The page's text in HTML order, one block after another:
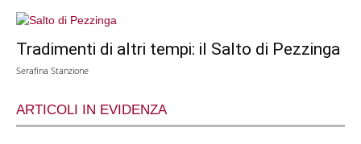
Tradimenti di altri tempi: il Salto di Pezzinga
Serafina Stanzione
ARTICOLI IN EVIDENZA